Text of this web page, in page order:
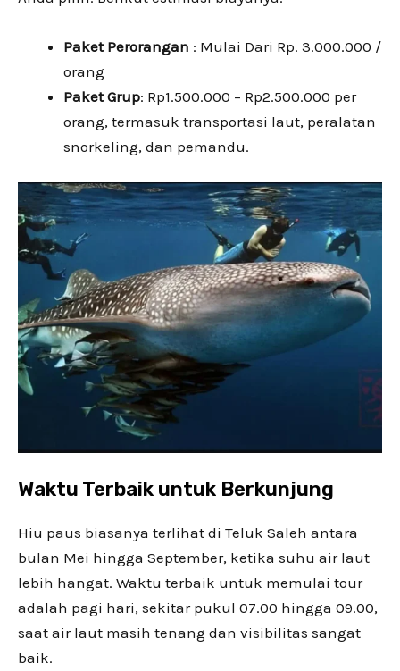
Paket Perorangan : Mulai Dari Rp. 3.000.000 /
orang
Paket Grup: Rp1.500.000 – Rp2.500.000 per
orang, termasuk transportasi laut, peralatan
snorkeling, dan pemandu.
Waktu Terbaik untuk Berkunjung
Hiu paus biasanya terlihat di Teluk Saleh antara
bulan Mei hingga September, ketika suhu air laut
lebih hangat. Waktu terbaik untuk memulai tour
adalah pagi hari, sekitar pukul 07.00 hingga 09.00,
saat air laut masih tenang dan visibilitas sangat
baik.